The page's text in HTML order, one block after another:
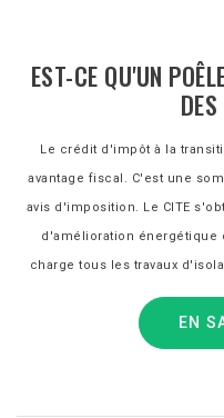
EST-CE QU'UN
Le crédit d'impôt à la
avantage fiscal. C'est une
avis d'imposition. Le CITE
d'amélioration énergétique
charge tous les travaux
EN